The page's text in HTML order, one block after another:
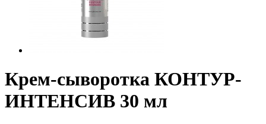
Крем-сыворотка КОНТУР-
ИНТЕНСИВ 30 мл